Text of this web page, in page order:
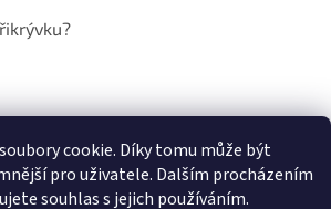
cookie. Díky tomu může být
pro uživatele. Dalším procházením
souhlas s jejich používáním.